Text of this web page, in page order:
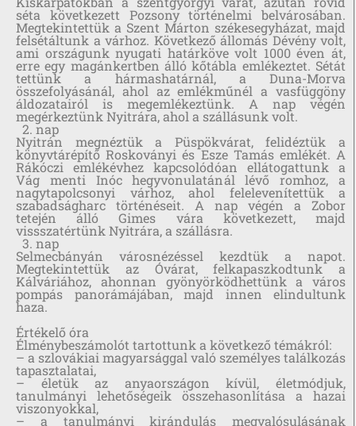
séta következett Pozsony történelmi belvárosában.
Megtekintettük a Szent Márton székesegyházat, majd
felsétáltunk a várhoz. Következő állomás Dévény volt,
ami országunk nyugati határköve volt 1000 éven át,
erre egy magánkertben álló kőtábla emlékeztet. Sétát
tettünk a hármashatárnál, a Duna-Morva
összefolyásánál, ahol az emlékműnél a vasfüggöny
áldozatairól is megemlékeztünk. A nap végén
megérkeztünk Nyitrára, ahol a szállásunk volt.
2. nap
Nyitrán megnéztük a Püspökvárat, felidéztük a
könyvtárépítő Roskoványi és Esze Tamás emlékét. A
Rákóczi emlékévhez kapcsolódóan ellátogattunk a
Vág menti Inóc hegyvonulatánál lévő romhoz, a
nagytapolcsonyi várhoz, ahol felelevenítettük a
szabadságharc történéseit. A nap végén a Zobor
tetején álló Gimes vára következett, majd
vissszatértünk Nyitrára, a szállásra.
3. nap
Selmecbányán városnézéssel kezdtük a napot.
Megtekintettük az Óvárat, felkapaszkodtunk a
Kálváriához, ahonnan gyönyörködhettünk a város
pompás panorámájában, majd innen elindultunk
haza.
Értékelő óra
Élménybeszámolót tartottunk a következő témákról:
– a szlovákiai magyarsággal való személyes találkozás
tapasztalatai,
– életük az anyaországon kívül, életmódjuk,
tanulmányi lehetőségeik összehasonlítása a hazai
viszonyokkal,
– a tanulmányi kirándulás megvalósulásának